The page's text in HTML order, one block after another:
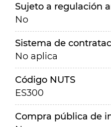
Sujeto a regulación
No
Sistema de
No aplica
Código NUTS
ES300
Compra pública de